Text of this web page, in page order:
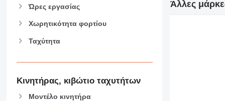
432
589
907
908
Ώρες εργασίας
Χωρητικότητα φορτίου
Ταχύτητα
Κινητήρας, κιβώτιο ταχυτήτων
Μοντέλο κινητήρα
Άλλες